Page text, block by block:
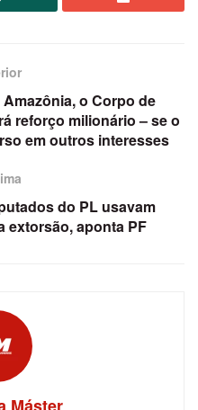
o Corpo de
reforço milionário – se o
em outros interesses
do PL usavam
extorsão, aponta PF